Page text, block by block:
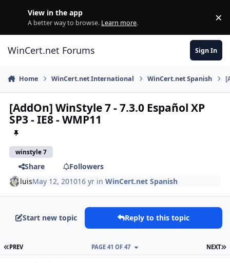
View in the app
A better way to browse. Learn more. ×
WinCert.net Forums Sign In
Home WinCert.net International WinCert.net Spanish
[AddOn] WinStyle 7 - 7.3.0 Español XP
SP3 - IE8 - WMP11
winstyle 7
Share
Followers
luisMay 12, 201016 yr inWinCert.net Spanish
Start new topic Reply to this topic
FIRST PAGE
PREV NEXT
PAGE 41 OF 47